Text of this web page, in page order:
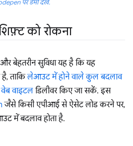
पर डेमो देखें.
को रोकना
बेहतरीन सुविधा यह है कि यह
है, ताकिलेआउट में होने वाले कुल बदलाव
वेब वाइटल डिलीवर किए जा सकें. इस
जैसे किसी एपीआई से ऐसेट लोड करने पर,
में बदलाव होता है.